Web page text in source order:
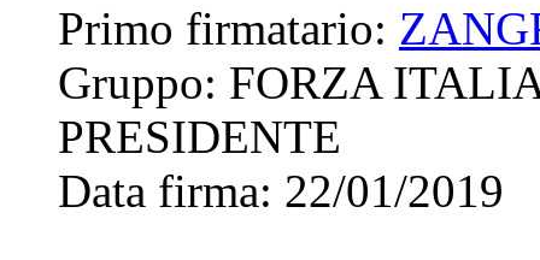
Primo firmatario:
Gruppo: FORZA
PRESIDENTE
Data firma: 22/01/2019